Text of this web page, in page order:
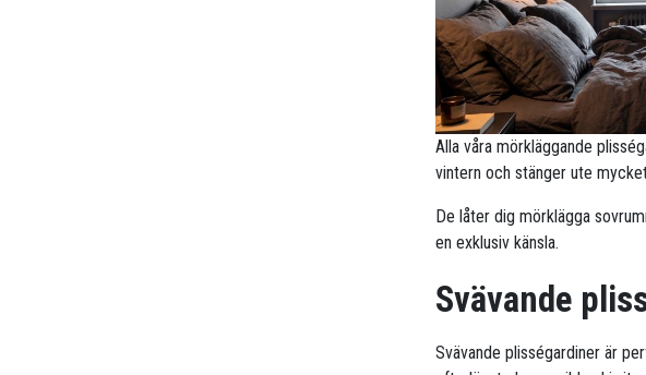
Alla våra mörkläggande
vintern och stänger ute
De låter dig mörklägga
en exklusiv känsla.
Svävande
Svävande plisségardiner är